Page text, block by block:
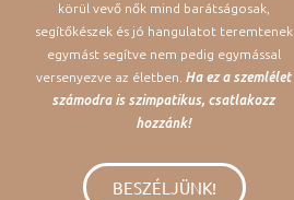
körül vevő nők mind barátságosak,
segítőkészek és jó hangulatot teremtenek
egymást segítve nem pedig egymással
versenyezve az életben. Ha ez a szemlélet
számodra is szimpatikus, csatlakozz
hozzánk!
BESZÉLJÜNK!